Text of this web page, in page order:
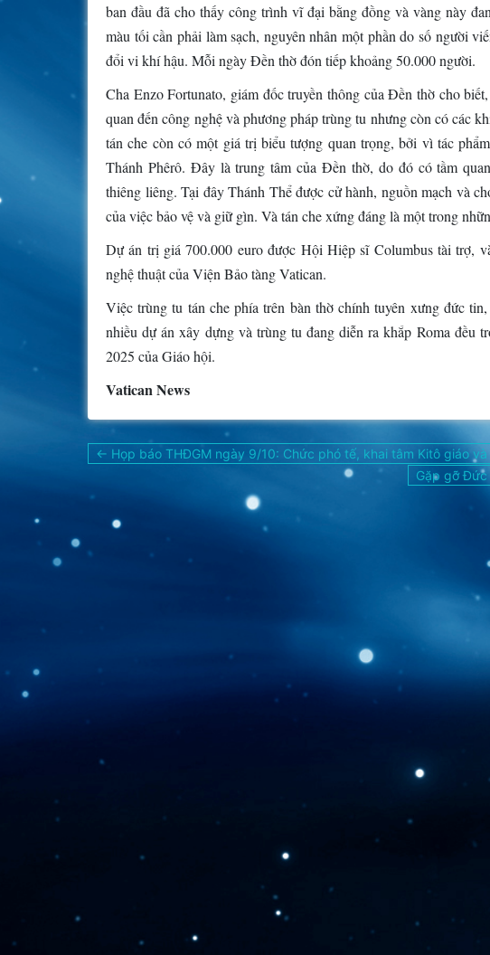
ban đầu đã cho thấy công trình vĩ đại bằng đồng và vàng này
màu tối cần phải làm sạch, nguyên nhân một phần do số người
đổi vi khí hậu. Mỗi ngày Đền thờ đón tiếp khoảng 50.000 người.
Cha Enzo Fortunato, giám đốc truyền thông của Đền thờ cho
quan đến công nghệ và phương pháp trùng tu nhưng còn có các
tán che còn có một giá trị biểu tượng quan trọng, bởi vì tác
Thánh Phêrô. Đây là trung tâm của Đền thờ, do đó có tầm
thiêng liêng. Tại đây Thánh Thể được cử hành, nguồn mạch và
của việc bảo vệ và giữ gìn. Và tán che xứng đáng là một trong
Dự án trị giá 700.000 euro được Hội Hiệp sĩ Columbus tài trợ,
nghệ thuật của Viện Bảo tàng Vatican.
Việc trùng tu tán che phía trên bàn thờ chính tuyên xưng đức
nhiều dự án xây dựng và trùng tu đang diễn ra khắp Roma đều
2025 của Giáo hội.
Vatican News
Điều
hướng
← Họp báo THĐGM ngày 9/10: Chức phó tế, khai tâm Kitô giáo và
Gặp gỡ Đức